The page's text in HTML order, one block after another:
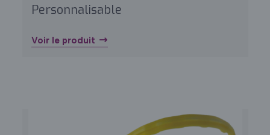
Personnalisable
Voir le produit